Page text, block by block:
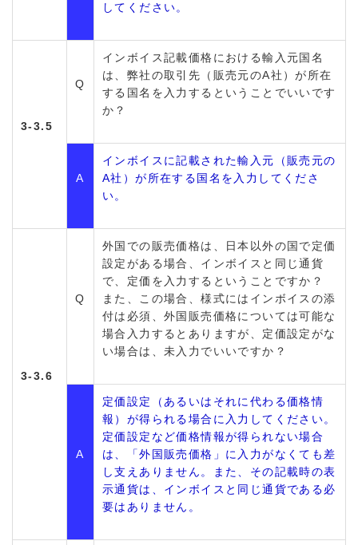
してください。
3-3.5
Q
インボイス記載価格における輸入元国名
は、弊社の取引先（販売元のA社）が所在
する国名を入力するということでいいです
か？
A
インボイスに記載された輸入元（販売元の
A社）が所在する国名を入力してくださ
い。
3-3.6
Q
外国での販売価格は、日本以外の国で定価
設定がある場合、インボイスと同じ通貨
で、定価を入力するということですか？
また、この場合、様式にはインボイスの添
付は必須、外国販売価格については可能な
場合入力するとありますが、定価設定がな
い場合は、未入力でいいですか？
A
定価設定（あるいはそれに代わる価格情
報）が得られる場合に入力してください。
定価設定など価格情報が得られない場合
は、「外国販売価格」に入力がなくても差
し支えありません。また、その記載時の表
示通貨は、インボイスと同じ通貨である必
要はありません。